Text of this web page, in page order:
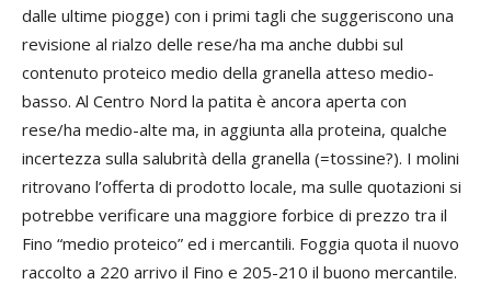
dalle ultime piogge) con i primi tagli che suggeriscono una
revisione al rialzo delle rese/ha ma anche dubbi sul
contenuto proteico medio della granella atteso medio-
basso. Al Centro Nord la patita è ancora aperta con
rese/ha medio-alte ma, in aggiunta alla proteina, qualche
incertezza sulla salubrità della granella (=tossine?). I molini
ritrovano l’offerta di prodotto locale, ma sulle quotazioni si
potrebbe verificare una maggiore forbice di prezzo tra il
Fino “medio proteico” ed i mercantili. Foggia quota il nuovo
raccolto a 220 arrivo il Fino e 205-210 il buono mercantile.